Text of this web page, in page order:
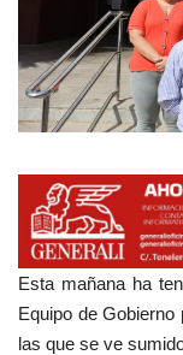
Galerías
Contacto
Empresas
Esta mañana ha
Equipo de
las que se ve